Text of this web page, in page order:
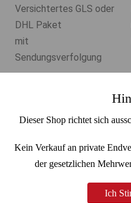
Dieser Shop richtet sich
Kein Verkauf an private
der gesetzlichen
Ich
Versichtertes GLS oder
DHL Paket
mit
Sendungsverfolgung
Kein Versand in Länder